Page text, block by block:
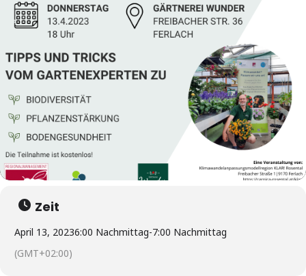
Zeit
April 13, 20236:00 Nachmittag-7:00 Nachmittag
(GMT+02:00)